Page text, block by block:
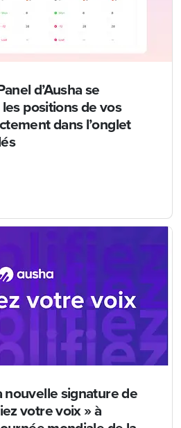
d’Ausha se
positions de vos
dans l’onglet
nouvelle signature de
votre voix » à